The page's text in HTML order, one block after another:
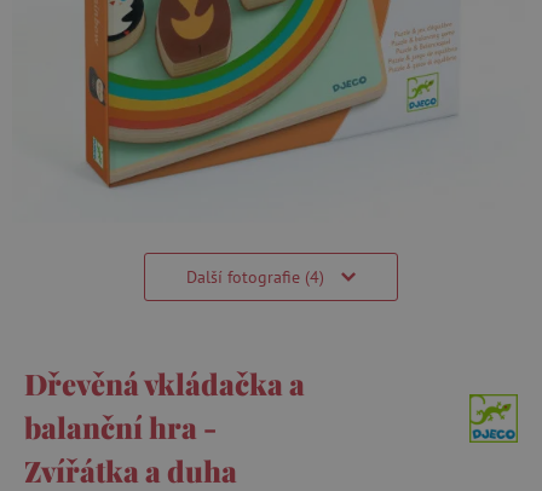
Další fotografie (4)
Dřevěná vkládačka a
balanční hra -
Zvířátka a duha